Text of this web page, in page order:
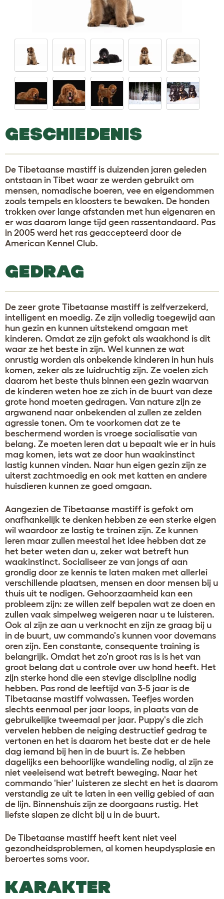
GESCHIEDENIS
De Tibetaanse mastiff is duizenden jaren geleden
ontstaan in Tibet waar ze werden gebruikt om
mensen, nomadische boeren, vee en eigendommen
zoals tempels en kloosters te bewaken. De honden
trokken over lange afstanden met hun eigenaren en
er was daarom lange tijd geen rassentandaard. Pas
in 2005 werd het ras geaccepteerd door de
American Kennel Club.
GEDRAG
De zeer grote Tibetaanse mastiff is zelfverzekerd,
intelligent en moedig. Ze zijn volledig toegewijd aan
hun gezin en kunnen uitstekend omgaan met
kinderen. Omdat ze zijn gefokt als waakhond is dit
waar ze het beste in zijn. Wel kunnen ze wat
onrustig worden als onbekende kinderen in hun huis
komen, zeker als ze luidruchtig zijn. Ze voelen zich
daarom het beste thuis binnen een gezin waarvan
de kinderen weten hoe ze zich in de buurt van deze
grote hond moeten gedragen. Van nature zijn ze
argwanend naar onbekenden al zullen ze zelden
agressie tonen. Om te voorkomen dat ze te
beschermend worden is vroege socialisatie van
belang. Ze moeten leren dat u bepaalt wie er in huis
mag komen, iets wat ze door hun waakinstinct
lastig kunnen vinden. Naar hun eigen gezin zijn ze
uiterst zachtmoedig en ook met katten en andere
huisdieren kunnen ze goed omgaan.
Aangezien de Tibetaanse mastiff is gefokt om
onafhankelijk te denken hebben ze een sterke eigen
wil waardoor ze lastig te trainen zijn. Ze kunnen
leren maar zullen meestal het idee hebben dat ze
het beter weten dan u, zeker wat betreft hun
waakinstinct. Socialiseer ze van jongs af aan
grondig door ze kennis te laten maken met allerlei
verschillende plaatsen, mensen en door mensen bij u
thuis uit te nodigen. Gehoorzaamheid kan een
probleem zijn: ze willen zelf bepalen wat ze doen en
zullen vaak simpelweg weigeren naar u te luisteren.
Ook al zijn ze aan u verknocht en zijn ze graag bij u
in de buurt, uw commando's kunnen voor dovemans
oren zijn. Een constante, consequente training is
belangrijk. Omdat het zo'n groot ras is is het van
groot belang dat u controle over uw hond heeft. Het
zijn sterke hond die een stevige discipline nodig
hebben. Pas rond de leeftijd van 3-5 jaar is de
Tibetaanse mastiff volwassen. Teefjes worden
slechts eenmaal per jaar loops, in plaats van de
gebruikelijke tweemaal per jaar. Puppy's die zich
vervelen hebben de neiging destructief gedrag te
vertonen en het is daarom het beste dat er de hele
dag iemand bij hen in de buurt is. Ze hebben
dagelijks een behoorlijke wandeling nodig, al zijn ze
niet veeleisend wat betreft beweging. Naar het
commando 'hier' luisteren ze slecht en het is daarom
verstandig ze uit te laten in een veilig gebied of aan
de lijn. Binnenshuis zijn ze doorgaans rustig. Het
liefste slapen ze dicht bij u in de buurt.
De Tibetaanse mastiff heeft kent niet veel
gezondheidsproblemen, al komen heupdysplasie en
beroertes soms voor.
KARAKTER